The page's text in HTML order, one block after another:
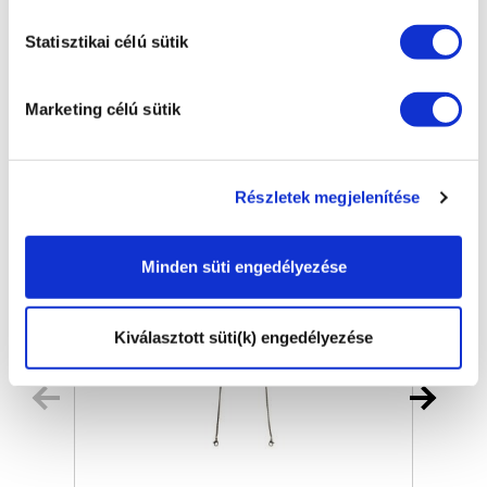
Statisztikai célú sütik
Marketing célú sütik
Részletek megjelenítése
Minden süti engedélyezése
Kiválasztott süti(k) engedélyezése